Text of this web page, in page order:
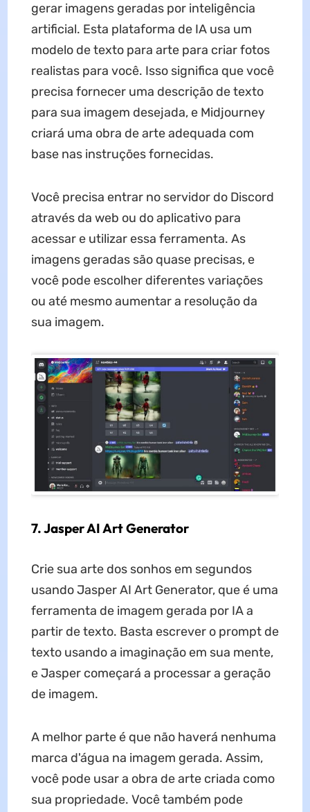
gerar imagens geradas por inteligência
artificial. Esta plataforma de IA usa um
modelo de texto para arte para criar fotos
realistas para você. Isso significa que você
precisa fornecer uma descrição de texto
para sua imagem desejada, e Midjourney
criará uma obra de arte adequada com
base nas instruções fornecidas.
Você precisa entrar no servidor do Discord
através da web ou do aplicativo para
acessar e utilizar essa ferramenta. As
imagens geradas são quase precisas, e
você pode escolher diferentes variações
ou até mesmo aumentar a resolução da
sua imagem.
7. Jasper AI Art Generator
Crie sua arte dos sonhos em segundos
usando Jasper AI Art Generator, que é uma
ferramenta de imagem gerada por IA a
partir de texto. Basta escrever o prompt de
texto usando a imaginação em sua mente,
e Jasper começará a processar a geração
de imagem.
A melhor parte é que não haverá nenhuma
marca d'água na imagem gerada. Assim,
você pode usar a obra de arte criada como
sua propriedade. Você também pode